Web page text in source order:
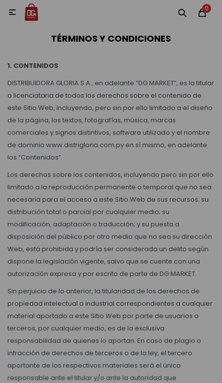
0

TÉRMINOS Y CONDICIONES
1. CONTENIDOS
DISTRIBUIDORA GLORIA S.A., en adelante “DG MARKET”, es la titular
o licenciataria de todos los derechos sobre el contenido de
este Sitio Web, incluyendo, pero sin por ello limitado a el diseño
de la página, los textos, fotografías, música, marcas
comerciales y signos distintivos, software utilizado y el nombre
de dominio www.distrigloria.com.py en sí mismo, en adelante
los “Contenidos”.
Los derechos sobre los contenidos, incluyendo pero sin por ello
limitado a la reproducción permanente o temporal que no sea
necesaria para el acceso a este Sitio Web de sus recursos; su
distribución total o parcial por cualquier medio; su
modificación, adaptación o traducción; y su puesta a
disposición del público por otro medio que no sea su dirección
Web, está prohibida y podría ser considerada un delito según
dispone la legislación vigente, salvo que se cuente con una
autorización expresa y por escrito de parte de DG MARKET.
Sin perjuicio de lo anterior, la titularidad de los derechos de
propiedad intelectual o industrial correspondientes a cualquier
material aportado a este Sitio Web por parte de usuarios o
terceros, por cualquier medio, es de la exclusiva
responsabilidad de quienes lo aportan. En caso de plagio o
infracción de derechos de terceros o de la ley, el tercero
aportante de los respectivos materiales será el único
responsable ante el titular y/o ante la autoridad que
MI CUENTA
Categorías Accesorios y regalos Whiskys
Destilados
Cervezas
Vinos, Champagne y Espumantes
Bebidas sin alcohol
Alimentos
Limpieza del hogar
Accesorios y regalos